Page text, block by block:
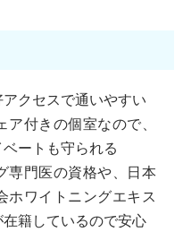
クセスで通いやすい
付きの個室なので、
ートも守られる
専門医の資格や、日本
ホワイトニングエキス
籍しているので安心